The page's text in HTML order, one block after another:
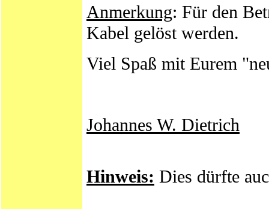
Anmerkung: Für den
Kabel gelöst werden.
Viel Spaß mit Eurem
Johannes W. Dietrich
Hinweis: Dies dürfte